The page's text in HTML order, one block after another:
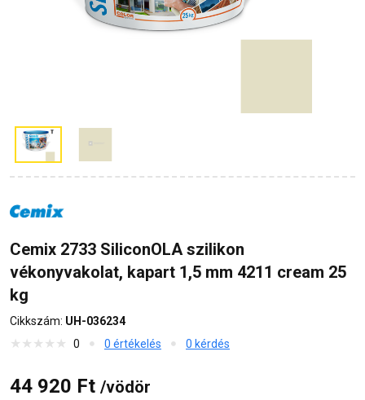
Cemix 2733 SiliconOLA szilikon
vékonyvakolat, kapart 1,5 mm 4211 cream 25
kg
Cikkszám: UH-036234
0
0 értékelés 0 kérdés
44 920 Ft /vödör